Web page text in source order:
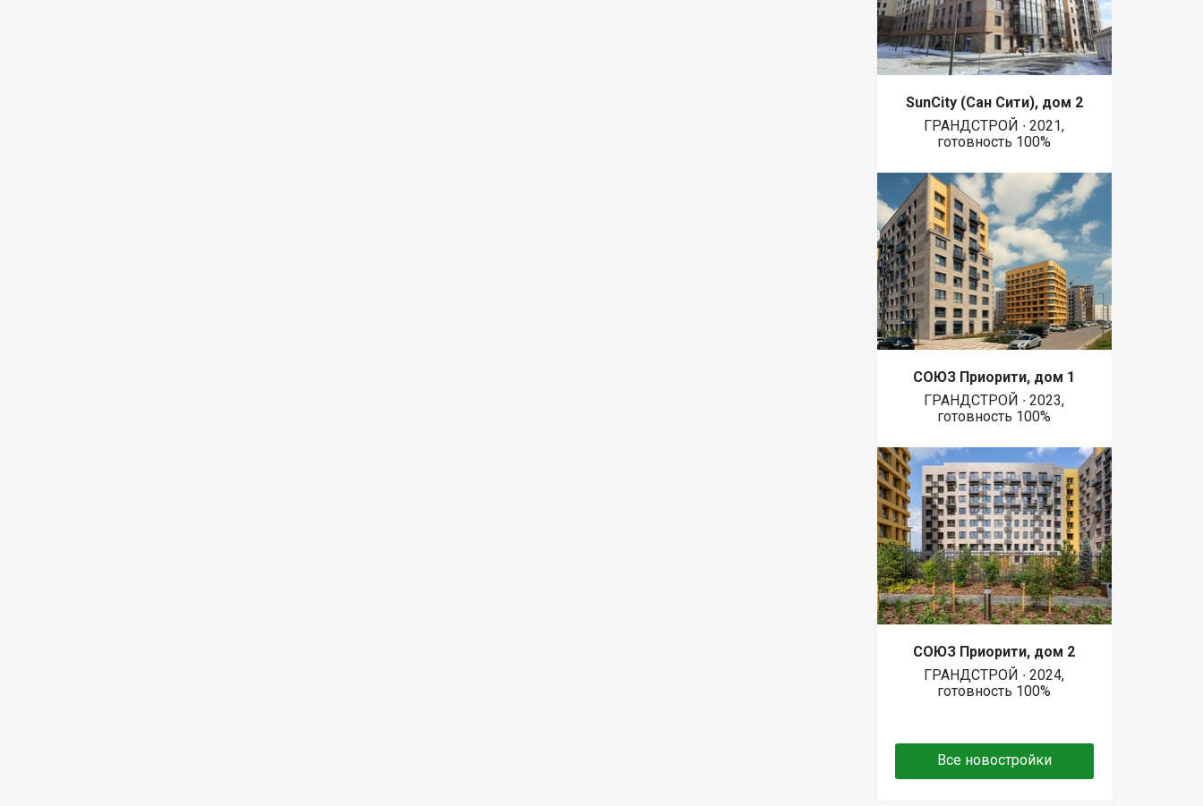
SunCity (Сан Сити), дом 2
ГРАНДСТРОЙ ∙ 2021,
готовность 100%
СОЮЗ Приорити, дом 1
ГРАНДСТРОЙ ∙ 2023,
готовность 100%
СОЮЗ Приорити, дом 2
ГРАНДСТРОЙ ∙ 2024,
готовность 100%
Все новостройки